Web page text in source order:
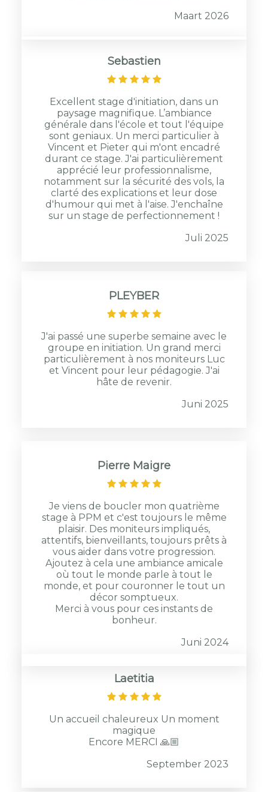
Maart 2026
Sebastien
Excellent stage d'initiation, dans un
paysage magnifique. L’ambiance
générale dans l'école et tout l'équipe
sont geniaux. Un merci particulier à
Vincent et Pieter qui m'ont encadré
durant ce stage. J'ai particulièrement
apprécié leur professionnalisme,
notamment sur la sécurité des vols, la
clarté des explications et leur dose
d'humour qui met à l'aise. J'enchaîne
sur un stage de perfectionnement !
Juli 2025
PLEYBER
J'ai passé une superbe semaine avec le
groupe en initiation. Un grand merci
particulièrement à nos moniteurs Luc
et Vincent pour leur pédagogie. J'ai
hâte de revenir.
Juni 2025
Pierre Maigre
Je viens de boucler mon quatrième
stage à PPM et c'est toujours le même
plaisir. Des moniteurs impliqués,
attentifs, bienveillants, toujours prêts à
vous aider dans votre progression.
Ajoutez à cela une ambiance amicale
où tout le monde parle à tout le
monde, et pour couronner le tout un
décor somptueux.
Merci à vous pour ces instants de
bonheur.
Juni 2024
Laetitia
Un accueil chaleureux Un moment
magique
Encore MERCI 🙏🏼
September 2023